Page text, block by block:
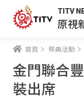
TITV
原視
首頁 祭典活動
金門聯合
裝出席